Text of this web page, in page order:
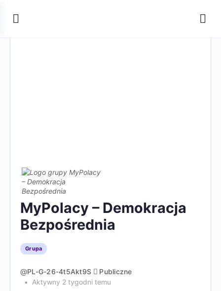
MyPolacy – Demokracja
Bezpośrednia
Grupa
@PL-G-26-4t5Akt9S
Publiczne
Aktywny 2 tygodni temu